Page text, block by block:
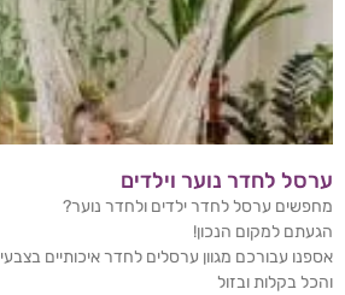
ערסל לחדר נוער וילדים
מחפשים ערסל לחדר ילדים ולחדר נוער?
הגעתם למקום הנכון!
אספנו עבורכם מגוון ערסלים לחדר איכותיים
והכל בקלות ובזול